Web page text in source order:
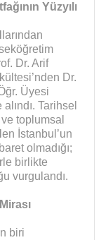
Yüzyılı
Dr. Arif
Dr.
Üyesi
Tarihsel
toplumsal
İstanbul’un
olmadığı;
birlikte
vurgulandı.
biri